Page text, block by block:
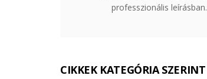
professzionális leírásban.
CIKKEK KATEGÓRIA SZERINT